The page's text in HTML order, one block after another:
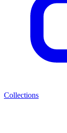
Collections